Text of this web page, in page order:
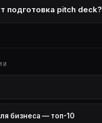
подготовка pitch deck?
бизнеса — топ-10